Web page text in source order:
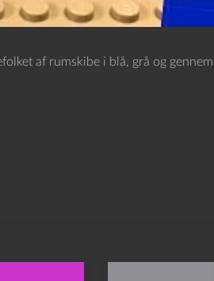
af rumskibe i blå, grå og